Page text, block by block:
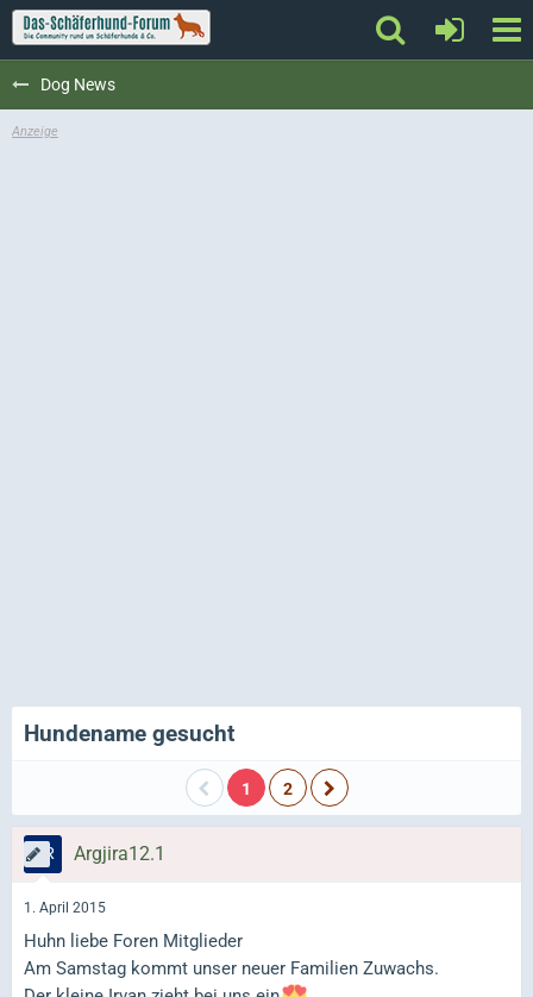
Dog News
Hundename gesucht
1 2
Argjira12.1
1. April 2015
Huhn liebe Foren Mitglieder
Am Samstag kommt unser neuer Familien Zuwachs.